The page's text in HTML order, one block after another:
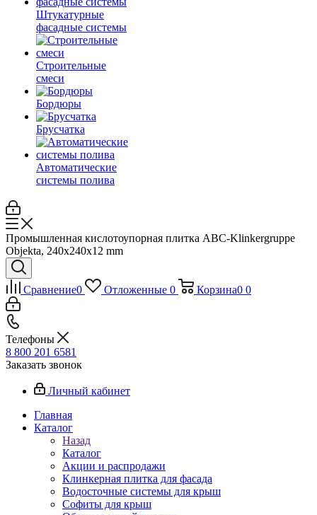
Штукатурные
фасадные системы
Строительные
смеси
Бордюры
Брусчатка
Автоматические
системы полива
Промышленная кислотоупорная плитка ABC-Klinkergruppe
Objekta, 240x240x12 mm
Сравнение0 Отложенные 0 Корзина0 0
Телефоны
8 800 201 6581
Заказать звонок
Личный кабинет
Главная
Каталог
Назад
Каталог
Акции и распродажи
Клинкерная плитка для фасада
Водосточные системы для крыш
Софиты для крыш